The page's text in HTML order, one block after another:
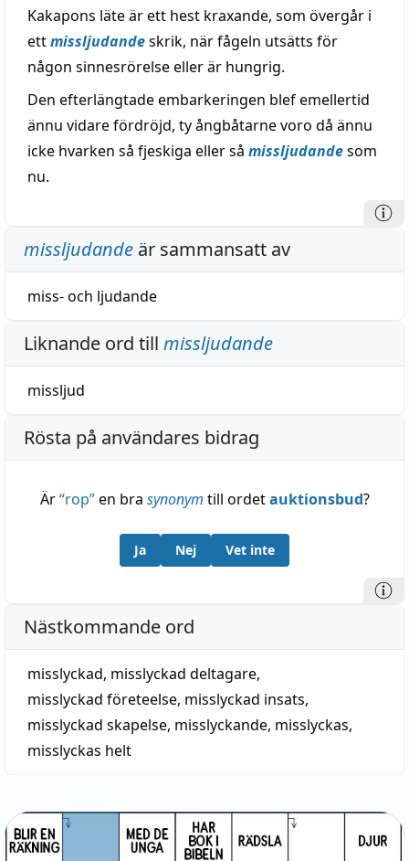
Kakapons läte är ett hest kraxande, som övergår i
ettmissljudandeskrik, när fågeln utsätts för
någon sinnesrörelse eller är hungrig.
Den efterlängtade embarkeringen blef emellertid
ännu vidare fördröjd, ty ångbåtarne voro då ännu
icke hvarken så fjeskiga eller så missljudandesom
nu.
missljudande är sammansatt av
miss-och ljudande
Liknande ord till missljudande
missljud
Rösta på användares bidrag
Är“rop”en bra synonym till ordetauktionsbud?
Ja Nej Vet inte
Nästkommande ord
misslyckad, misslyckad deltagare,
misslyckad företeelse, misslyckad insats,
misslyckad skapelse, misslyckande, misslyckas,
misslyckas helt